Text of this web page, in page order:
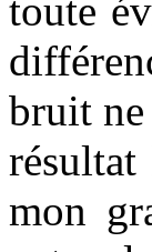
toute
bruit
mon